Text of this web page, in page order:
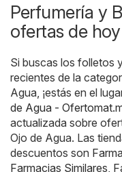
Perfumería y
ofertas de
Si buscas los folletos
recientes de la
Agua, ¡estás en el
de Agua -
actualizada sobre
Ojo de Agua. Las
descuentos son
Farmacias Similares